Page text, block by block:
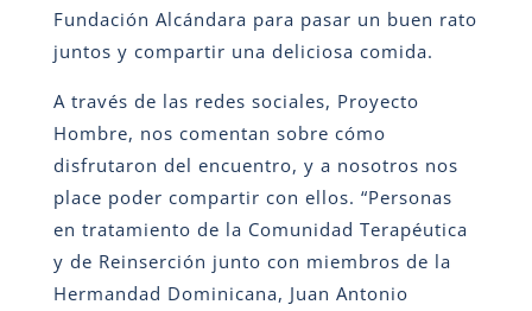
Fundación Alcándara para pasar un buen rato
juntos y compartir una deliciosa comida.
A través de las redes sociales, Proyecto
Hombre, nos comentan sobre cómo
disfrutaron del encuentro, y a nosotros nos
place poder compartir con ellos. “Personas
en tratamiento de la Comunidad Terapéutica
y de Reinserción junto con miembros de la
Hermandad Dominicana, Juan Antonio